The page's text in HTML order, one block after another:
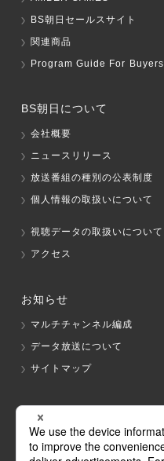
BS朝日セールスサイト
関連商品
Program Guide For Buyers
BS朝日について
会社概要
ニュースリリース
放送番組の種別の公表制度
個人情報の取扱いについて
視聴データの取扱いについて
アクセス
お知らせ
マルチチャンネル編成
データ放送について
サイトマップ
グループ会社
テレビ朝日